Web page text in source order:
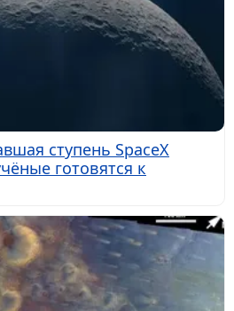
ступень SpaceX
готовятся к